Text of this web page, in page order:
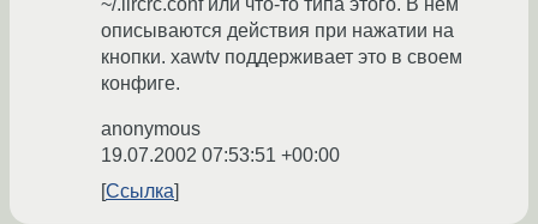
описываются действия при нажатии на
кнопки. xawtv поддерживает это в своем
конфиге.
anonymous
19.07.2002 07:53:51 +00:00
Ссылка